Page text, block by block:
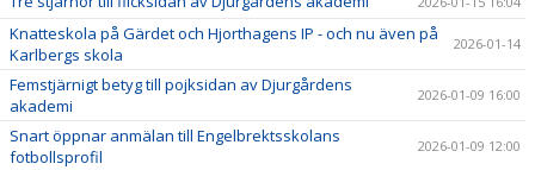
Knatteskola på Gärdet och Hjorthagens IP - och nu även på
Karlbergs skola
2026-01-14
Femstjärnigt betyg till pojksidan av Djurgårdens
akademi
2026-01-09 16:00
Snart öppnar anmälan till Engelbrektsskolans
fotbollsprofil
2026-01-09 12:00